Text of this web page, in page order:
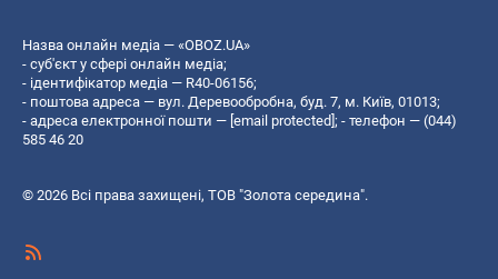
Назва онлайн медіа — «OBOZ.UA»
- суб'єкт у сфері онлайн медіа;
- ідентифікатор медіа — R40-06156;
- поштова адреса — вул. Деревообробна, буд. 7, м. Київ, 01013;
- адреса електронної пошти — [email protected] ; - телефон — (044)
585 46 20
© 2026 Всі права захищені, ТОВ "Золота середина".